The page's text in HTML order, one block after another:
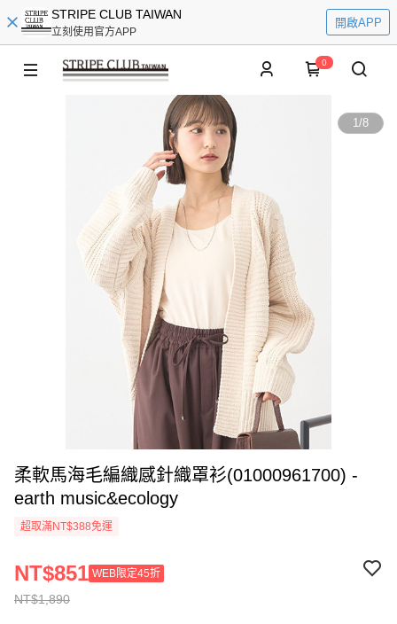
STRIPE CLUB TAIWAN
立刻使用官方APP
開啟APP
0
1/8
柔軟馬海毛編織感針織罩衫(01000961700) -
earth music&ecology
超取滿NT$388免運
NT$1,890
NT$851 WEB限定45折